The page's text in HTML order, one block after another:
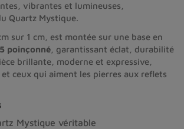
vibrantes et lumineuses,
Quartz Mystique.
sur 1 cm, est montée sur une base en
poinçonné , garantissant éclat, durabilité
brillante, moderne et expressive,
ceux qui aiment les pierres aux reflets
Mystique véritable